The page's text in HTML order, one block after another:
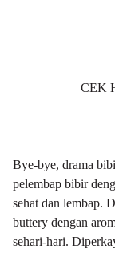
CEK
Bye-bye, drama
pelembap bibir
sehat dan lembap.
buttery dengan
sehari-hari.